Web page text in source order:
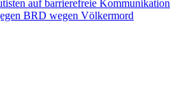
auf barrierefreie Kommunikation
BRD wegen Völkermord